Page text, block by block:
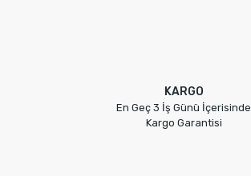
KARGO
En Geç 3 İş Günü İçerisinde
Kargo Garantisi